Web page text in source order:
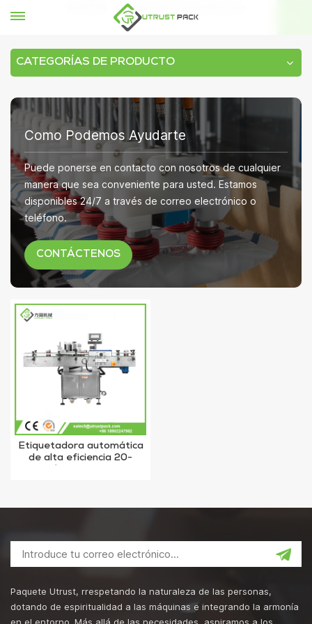
etiquetadora automática jarra
CATEGORÍAS DE PRODUCTO
Como Podemos Ayudarte
Puede ponerse en contacto con nosotros de cualquier
manera que sea conveniente para usted. Estamos
disponibles 24/7 a través de correo electrónico o
teléfono.
CONTÁCTENOS
Etiquetadora automática
de alta eficiencia 20-
Paquete Utrust, rrespetando la naturaleza de las personas,
dotando de espiritualidad a las máquinas e integrando la armonía
en el entorno. Más allá de las necesidades, aspiramos a los